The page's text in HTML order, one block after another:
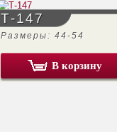
Т-147
Размеры: 44-54
В корзину